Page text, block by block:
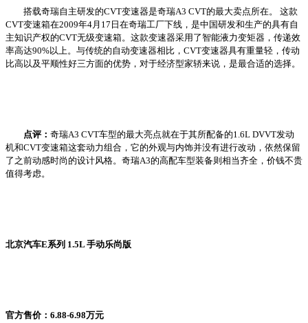
搭载奇瑞自主研发的CVT变速器是奇瑞A3 CVT的最大卖点所在。 这款
CVT变速箱在2009年4月17日在奇瑞工厂下线，是中国研发和生产的具有自
主知识产权的CVT无级变速箱。这款变速器采用了智能液力变矩器，传递效
率高达90%以上。与传统的自动变速器相比，CVT变速器具有重量轻，传动
比高以及平顺性好三方面的优势，对于经济型家轿来说，是最合适的选择。
点评： 奇瑞A3 CVT车型的最大亮点就在于其所配备的1.6L DVVT发动
机和CVT变速箱这套动力组合，它的外观与内饰并没有进行改动，依然保留
了之前动感时尚的设计风格。奇瑞A3的高配车型装备则相当齐全，价钱不贵
值得考虑。
北京汽车E系列 1.5L 手动乐尚版
官方售价：6.88-6.98万元